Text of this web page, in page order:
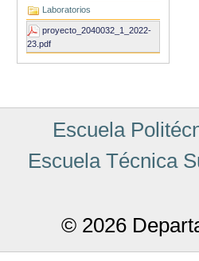
Laboratorios
proyecto_2040032_1_2022-
23.pdf
Escuela
Escuela Técnica
© 2026